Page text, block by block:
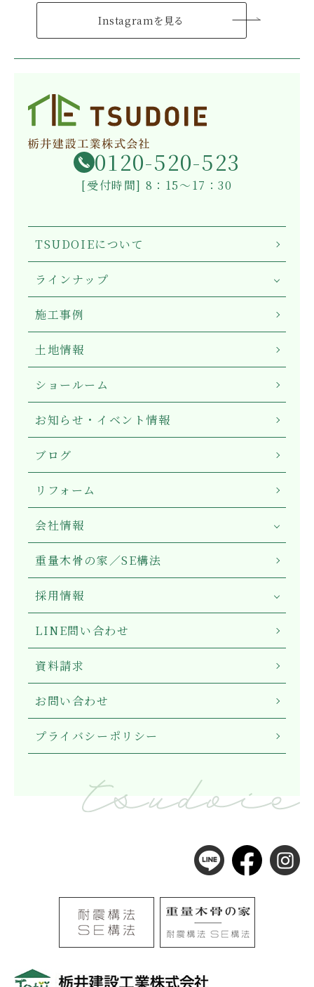
Instagramを見る
0120-520-523
[受付時間] 8：15～17：30
TSUDOIEについて
ラインナップ
施工事例
土地情報
ショールーム
お知らせ・イベント情報
ブログ
リフォーム
会社情報
重量木骨の家／SE構法
採用情報
LINE問い合わせ
資料請求
お問い合わせ
プライバシーポリシー